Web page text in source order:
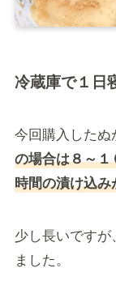
冷蔵庫で１日
今回購入したぬ
の場合は８～１
時間の漬け込み
少し長いです
ました。